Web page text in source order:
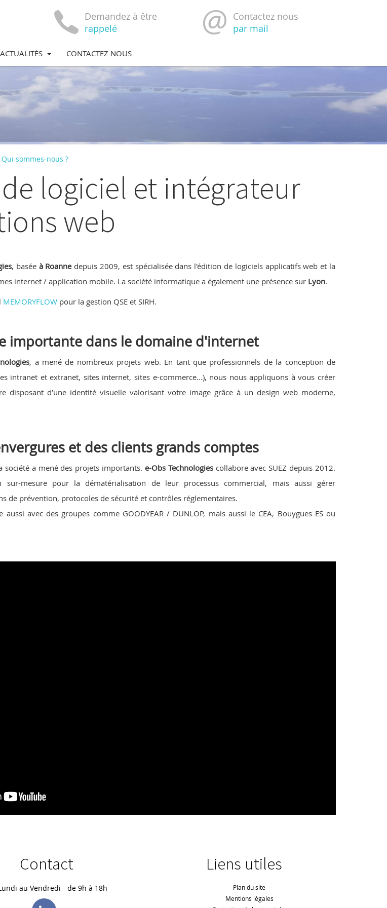
Demandez à être
rappelé
Contactez nous
par mail
ACTUALITÉS CONTACTEZ NOUS
Qui sommes-nous ?
logiciel et intégrateur
web
, baséeà Roanne depuis 2009, est spécialisée dans l'édition de logiciels applicatifs web et la
internet / application mobile. La société informatique a également une présence sur Lyon.
MEMORYFLOWpour la gestion QSE et SIRH.
importante dans le domaine d'internet
, a mené de nombreux projets web. En tant que professionnels de la conception de
intranet et extranet, sites internet, sites e-commerce...), nous nous appliquons à vous créer
disposant d’une identité visuelle valorisant votre image grâce à un design web moderne,
et des clients grands comptes
société a mené des projets importants. e-Obs Technologiescollabore avec SUEZ depuis 2012.
mesure pour la dématérialisation de leur processus commercial, mais aussi gérer
de prévention, protocoles de sécurité et contrôles réglementaires.
avec des groupes comme GOODYEAR / DUNLOP, mais aussi le CEA, Bouygues ES ou
Contact
au Vendredi - de 9h à 18h
Liens utiles
Plan du site
Mentions légales